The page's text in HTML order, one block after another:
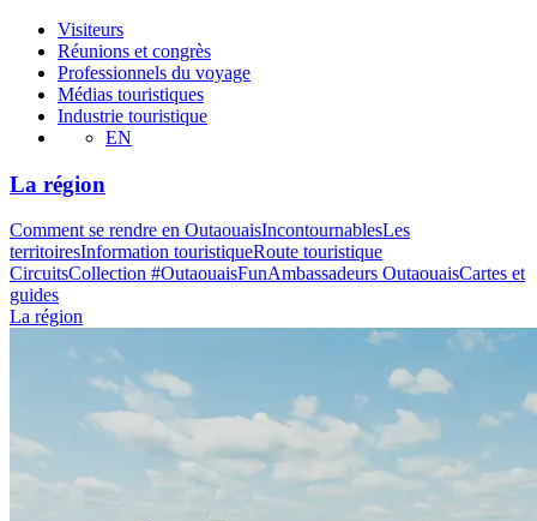
Visiteurs
Réunions et congrès
Professionnels du voyage
Médias touristiques
Industrie touristique
EN
La région
Comment se rendre en OutaouaisIncontournablesLes
territoiresInformation touristiqueRoute touristique
CircuitsCollection #OutaouaisFunAmbassadeurs OutaouaisCartes et
guides
La région